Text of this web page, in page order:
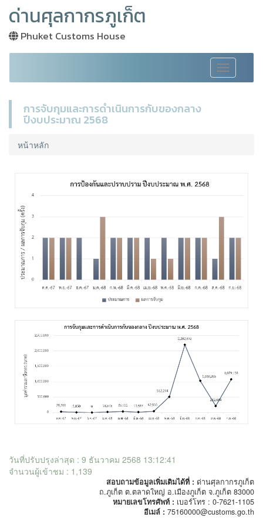
ด่านศุลกากรภูเก็ต
Phuket Customs House
Toggle
navigation
การจับกุมและการดำเนินการกับของกลาง
ปีงบประมาณ 2568
หน้าหลัก
วันที่ปรับปรุงล่าสุด : 9 ธันวาคม 2568 13:12:41
จำนวนผู้เข้าชม : 1,139
สอบถามข้อมูลเพิ่มเติมได้ที่ : ด่านศุลกากรภูเก็ต
ถ.ภูเก็ต ต.ตลาดใหญ่ อ.เมืองภูเก็ต จ.ภูเก็ต 83000
หมายเลขโทรศัพท์ : เบอร์โทร : 0-7621-1105
อีเมล์ : 75160000@customs.go.th